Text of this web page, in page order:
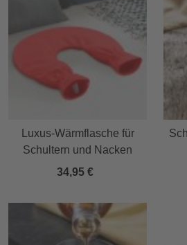
Luxus-Wärmflasche für
Schultern und Nacken
34,95 €